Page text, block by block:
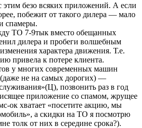
этим безо всяких приложений. А если
побежит от такого дилера — мало
спамеры.
ТО 7-9тык вместо обещанных
дилера и пробеги волшебным
характера движения. Т.е.
привела к потере клиента.
у многих современных машин
не на самых дорогих) —
позвонить раз в год
приложение со спамом, жрущее
ок хватает «посетите акцию, мы
а скидки на ТО я посмотрю
толк от них в середине срока?).